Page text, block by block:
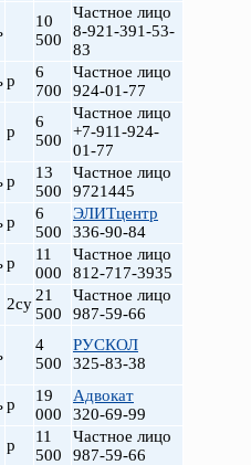
10
500
Частное лицо
8-921-391-53-
83
р
6
700
Частное лицо
924-01-77
р
6
500
Частное лицо
+7-911-924-
01-77
р
13
500
Частное лицо
9721445
р
6
500
ЭЛИТцентр
336-90-84
р
11
000
Частное лицо
812-717-3935
2су 21
500
Частное лицо
987-59-66
4
500
РУСКОЛ
325-83-38
р
19
000
Адвокат
320-69-99
р
11
500
Частное лицо
987-59-66